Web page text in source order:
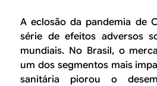
s
c
a
A eclosão da pandemia de
série de efeitos adversos
mundiais. No Brasil, o
um dos segmentos mais
sanitária piorou o